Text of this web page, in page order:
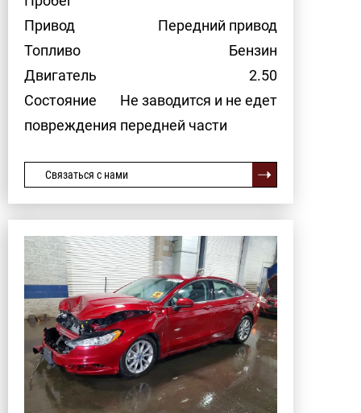
Привод
Передний привод
Топливо
Бензин
Двигатель
2.50
Состояние
Не заводится и не едет
повреждения передней части
Связаться с нами